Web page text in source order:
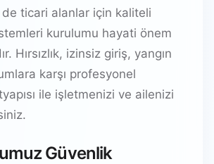
ticari alanlar için kaliteli
kurulumu hayati önem
Hırsızlık, izinsiz giriş, yangın
karşı profesyonel
ile işletmenizi ve ailenizi
Güvenlik